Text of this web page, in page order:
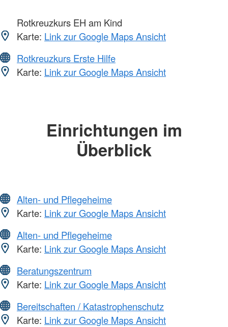
Rotkreuzkurs EH am Kind
Karte: Link zur Google Maps Ansicht
Rotkreuzkurs Erste Hilfe
Karte: Link zur Google Maps Ansicht
Einrichtungen im
Überblick
Alten- und Pflegeheime
Karte: Link zur Google Maps Ansicht
Alten- und Pflegeheime
Karte: Link zur Google Maps Ansicht
Beratungszentrum
Karte: Link zur Google Maps Ansicht
Bereitschaften / Katastrophenschutz
Karte: Link zur Google Maps Ansicht